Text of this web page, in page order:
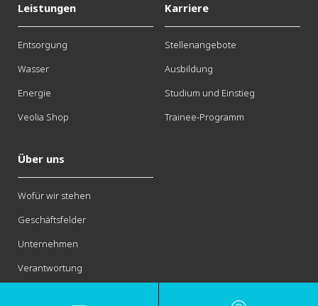
Leistungen
Entsorgung
Wasser
Energie
Veolia Shop
Karriere
Stellenangebote
Ausbildung
Studium und Einstieg
Trainee-Programm
Über uns
Wofür wir stehen
Geschäftsfelder
Unternehmen
Verantwortung